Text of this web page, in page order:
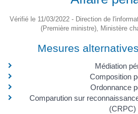
Vérifié le 11/03/2022 - Direction de
(Première ministre), Ministère
Mesures
Médiation
Composition
Ordonnance
Comparution sur
(CRPC)